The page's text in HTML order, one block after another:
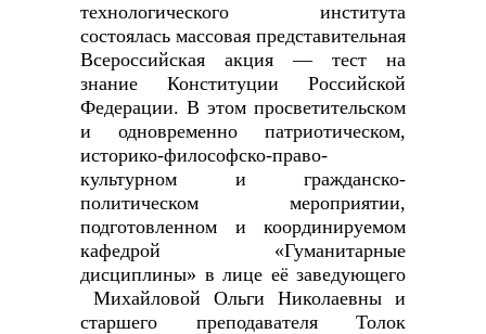
технологического института
состоялась массовая представительная
Всероссийская акция — тест на
знание Конституции Российской
Федерации. В этом просветительском
и одновременно патриотическом,
историко-философско-право-
культурном и гражданско-
политическом мероприятии,
подготовленном и координируемом
кафедрой «Гуманитарные
дисциплины» в лице её заведующего
Михайловой Ольги Николаевны и
старшего преподавателя Толок